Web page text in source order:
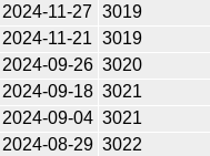
2024-11-27 3019
2024-11-21 3019
2024-09-26 3020
2024-09-18 3021
2024-09-04 3021
2024-08-29 3022